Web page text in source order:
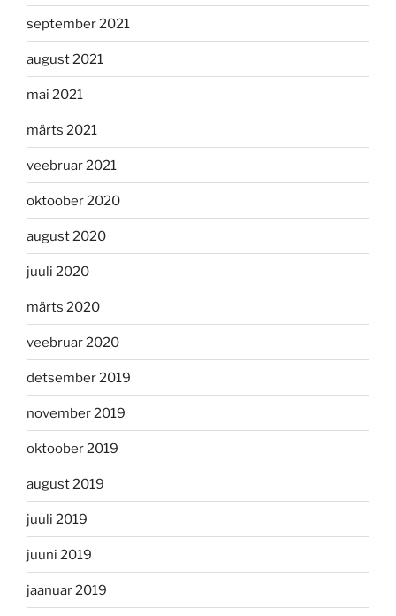
september 2021
august 2021
mai 2021
märts 2021
veebruar 2021
oktoober 2020
august 2020
juuli 2020
märts 2020
veebruar 2020
detsember 2019
november 2019
oktoober 2019
august 2019
juuli 2019
juuni 2019
jaanuar 2019